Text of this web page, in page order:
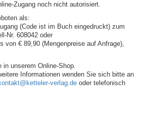
Zugang noch nicht autorisiert.
als:
(Code ist im Buch eingedruckt) zum
Nr. 608042 oder
von € 89,90 (Mengenpreise auf Anfrage),
in unserem Online-Shop.
Informationen wenden Sie sich bitte an
verlag.de oder telefonisch